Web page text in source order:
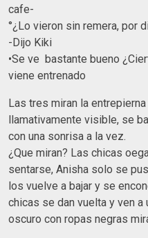
cafe-
°¿Lo vieron sin remera, por
-Dijo Kiki
•Se ve bastante bueno
viene entrenado
Las tres miran la
llamativamente visible, se
con una sonrisa a la vez.
¿Que miran? Las chicas
sentarse, Anisha solo se
los vuelve a bajar y se
chicas se dan vuelta y ven a
oscuro con ropas negras